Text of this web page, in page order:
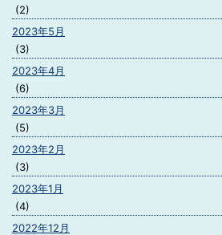
(2)
2023年5月
(3)
2023年4月
(6)
2023年3月
(5)
2023年2月
(3)
2023年1月
(4)
2022年12月